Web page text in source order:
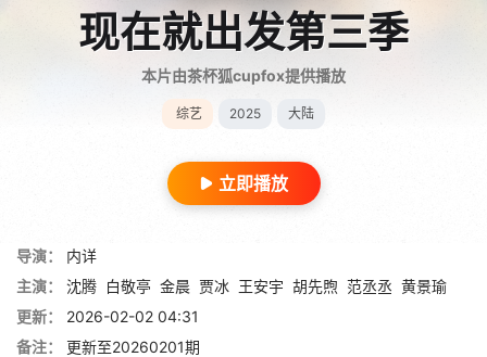
现在就出发第三季
本片由茶杯狐cupfox提供播放
综艺 2025 大陆
立即播放
导演：
内详
主演：
沈腾 白敬亭 金晨 贾冰 王安宇 胡先煦 范丞丞 黄景瑜
更新：
2026-02-02 04:31
备注：
更新至20260201期